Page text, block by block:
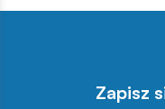
Zapisz